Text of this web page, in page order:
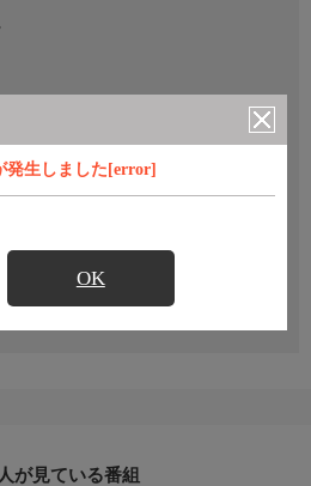
発生しました[error]
OK
が見ている番組